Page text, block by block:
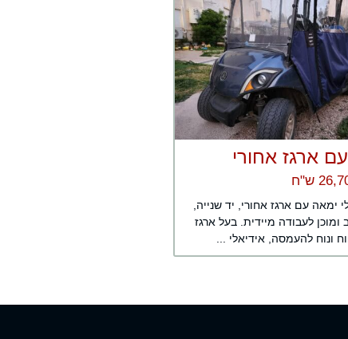
ארגז אחורי
ימאה עם ארגז אחורי, יד שנייה,
ומוכן לעבודה מיידית. בעל ארגז
ונוח להעמסה, אידיאלי ...